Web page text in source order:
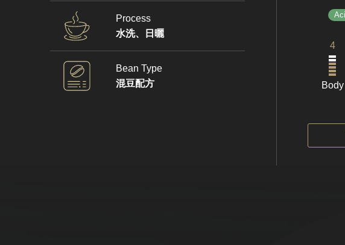
Process
水洗、日曬
Bean Type
混豆配方
4
Body